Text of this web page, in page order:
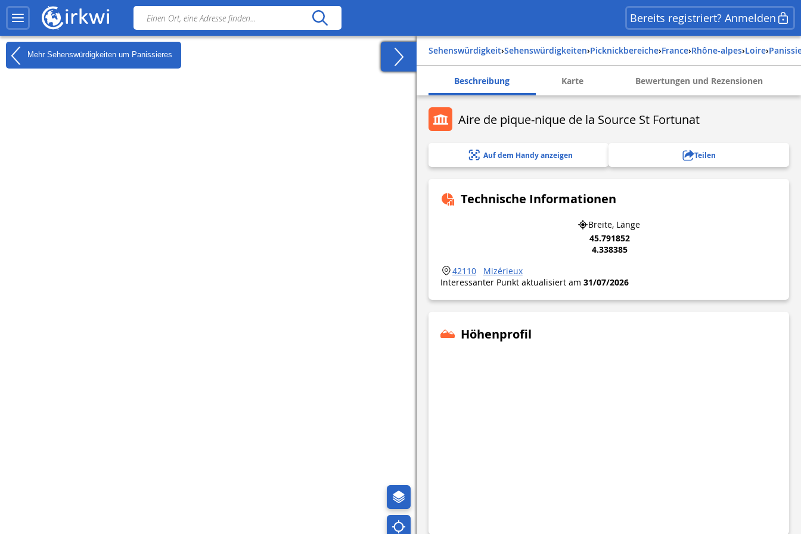
Bereits registriert? Anmelden
Mehr Sehenswürdigkeiten um Panissieres Sehenswürdigkeit› Sehenswürdigkeiten› Picknickbereiche› france› rhône-alpes› loire›
Beschreibung Karte Bewertungen und Rezensionen
Aire de pique-nique de la Source St Fortunat
Auf dem Handy anzeigen Teilen
Technische Informationen
Breite, Länge
45.791852
4.338385
42110
Mizérieux
Interessanter Punkt aktualisiert am 31/07/2026
Höhenprofil